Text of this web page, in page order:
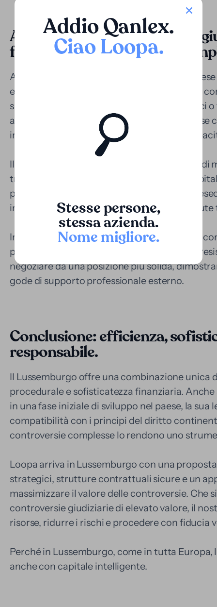
Addio Qanlex.
Ciao Loopa.
Stesse persone,
stessa azienda.
Nome migliore.
Applicazione nei contenziosi
fronte a processi lunghi e
Anche se il sistema giudiziario
europeo, le controversie civili e commerciali
superiori o nei processi con contenuti tecnici
anni. Ciò rappresenta una sfida per le imprese
immediata o per i ricorrenti con limitate
Il finanziamento offerto da Loopa consente di
trasformando un diritto in aspettativa in
particolarmente prezioso in contesti come
insolvenze, controversie contrattuali o
Inoltre, il supporto di un fondo specializzato
processuale, consente di assumere esperti,
negoziare da una posizione più solida,
gode di supporto professionale esterno.
Conclusione: efficienza,
responsabile.
Il Lussemburgo offre una combinazione unica
procedurale e sofisticatezza finanziaria.
in una fase iniziale di sviluppo nel paese, la
compatibilità con i principi del diritto
controversie complesse lo rendono uno
Loopa arriva in Lussemburgo con una
strategici, strutture contrattuali sicure e un
massimizzare il valore delle controversie.
controversie giudiziarie di elevato valore, il
risorse, ridurre i rischi e procedere con fiducia
Perché in Lussemburgo, come in tutta
anche con capitale intelligente.